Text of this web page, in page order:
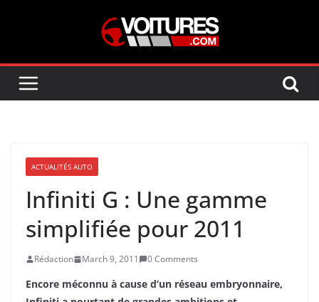
ACTUALITÉS AUTO
Infiniti G : Une gamme
simplifiée pour 2011
Rédaction March 9, 2011 0 Comments
Encore méconnu à cause d’un réseau embryonnaire,